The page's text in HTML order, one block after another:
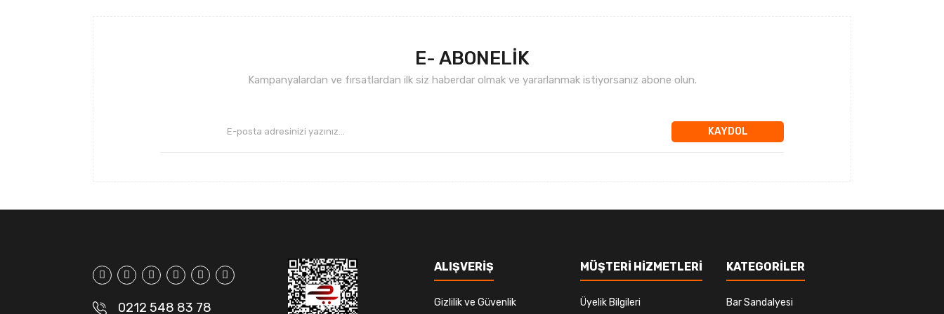
E- ABONELİK
Kampanyalardan ve fırsatlardan ilk siz haberdar olmak ve yararlanmak istiyorsanız abone olun.
KAYDOL
0212 548 83 78
ALIŞVERİŞ
Gizlilik ve Güvenlik
MÜŞTERİ HİZMETLERİ
Üyelik Bilgileri
KATEGORİLER
Bar Sandalyesi